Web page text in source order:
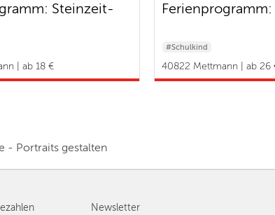
Steinzeit-
| ab 18 €
#Schulkind
40822 Mettmann | ab 26
- Portraits gestalten
Newsletter